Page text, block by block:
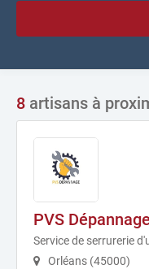
8 artisans à
PVS Dépannage
Service de serrurerie
Orléans (45000)